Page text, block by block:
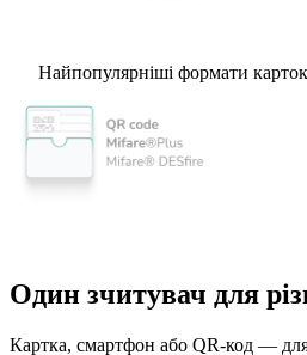
Найпопулярніші формати карток
Один зчитувач для
Картка, смартфон або QR-код —